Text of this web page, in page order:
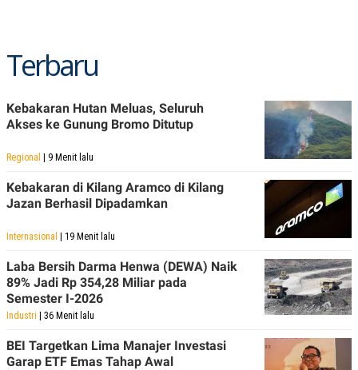
Terbaru
Kebakaran Hutan Meluas, Seluruh
Akses ke Gunung Bromo Ditutup
Regional | 9 Menit lalu
Kebakaran di Kilang Aramco di Kilang
Jazan Berhasil Dipadamkan
Internasional | 19 Menit lalu
Laba Bersih Darma Henwa (DEWA) Naik
89% Jadi Rp 354,28 Miliar pada
Semester I-2026
Industri | 36 Menit lalu
BEI Targetkan Lima Manajer Investasi
Garap ETF Emas Tahap Awal